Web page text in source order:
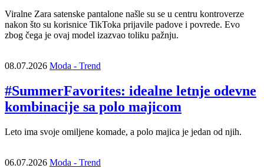
Viralne Zara satenske pantalone našle su se u centru kontroverze
nakon što su korisnice TikToka prijavile padove i povrede. Evo
zbog čega je ovaj model izazvao toliku pažnju.
08.07.2026 Moda - Trend
#SummerFavorites: idealne letnje odevne
kombinacije sa polo majicom
Leto ima svoje omiljene komade, a polo majica je jedan od njih.
06.07.2026 Moda - Trend